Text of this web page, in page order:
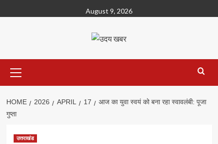
to
August 9, 2026
Menu
HOME 2026 APRIL 17
आज का युवा स्वयं को बना रहा स्वावलंबी: पूजा
गुप्ता
उत्तराखंड